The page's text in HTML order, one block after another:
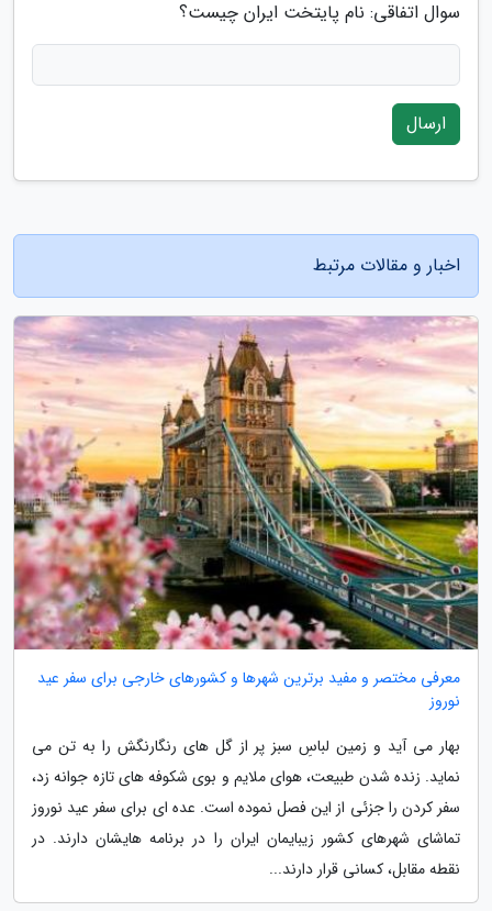
سوال اتفاقی: نام پایتخت ایران چیست؟
ارسال
اخبار و مقالات مرتبط
معرفی مختصر و مفید برترین شهرها و کشورهای خارجی برای سفر عید
نوروز
بهار می آید و زمین لباسِ سبز پر از گل های رنگارنگش را به تن می
نماید. زنده شدن طبیعت، هوای ملایم و بوی شکوفه های تازه جوانه زد،
سفر کردن را جزئی از این فصل نموده است. عده ای برای سفر عید نوروز
تماشای شهرهای کشور زیبایمان ایران را در برنامه هایشان دارند. در
نقطه مقابل، کسانی قرار دارند...